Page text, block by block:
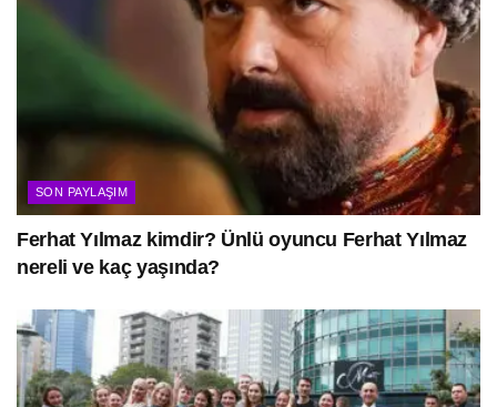
SON PAYLAŞIM
Ferhat Yılmaz kimdir? Ünlü oyuncu Ferhat Yılmaz
nereli ve kaç yaşında?